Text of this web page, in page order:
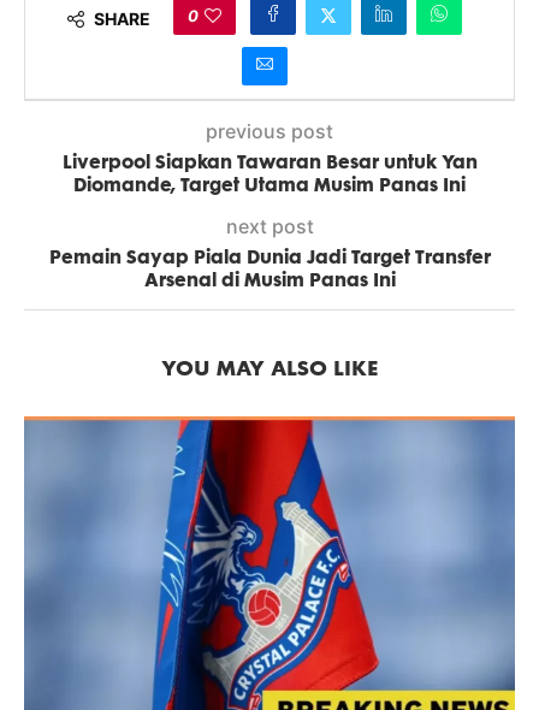
SHARE 0
previous post
Liverpool Siapkan Tawaran Besar untuk Yan
Diomande, Target Utama Musim Panas Ini
next post
Pemain Sayap Piala Dunia Jadi Target Transfer
Arsenal di Musim Panas Ini
YOU MAY ALSO LIKE